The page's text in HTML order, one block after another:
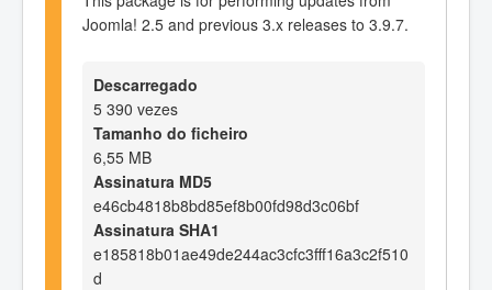
Joomla! 2.5 and previous 3.x releases to 3.9.7.
Descarregado
5 390 vezes
Tamanho do ficheiro
6,55 MB
Assinatura MD5
e46cb4818b8bd85ef8b00fd98d3c06bf
Assinatura SHA1
e185818b01ae49de244ac3cfc3fff16a3c2f510
d